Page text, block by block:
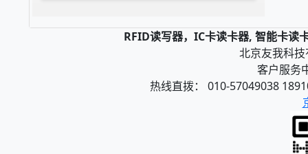
RFID读写器，IC卡读卡器, 智能卡读
北京友我科
客户服务
热线直拨： 010-57049038